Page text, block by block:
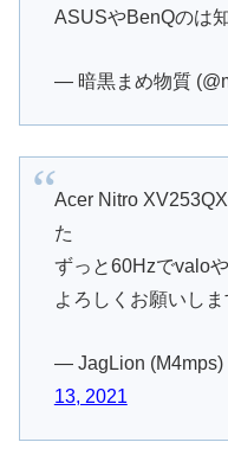
ASUSやBenQのは
— 暗黒まめ物質
Acer Nitro
た
ずっと60Hzでvalo
よろしくお願いしま
— JagLion (M4mps)
13, 2021